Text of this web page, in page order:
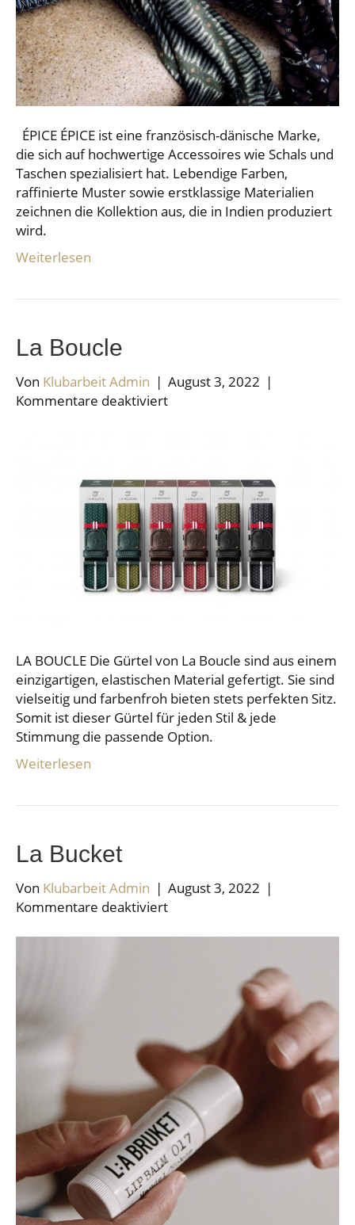
ÉPICE ÉPICE ist eine französisch-dänische Marke,
die sich auf hochwertige Accessoires wie Schals und
Taschen spezialisiert hat. Lebendige Farben,
raffinierte Muster sowie erstklassige Materialien
zeichnen die Kollektion aus, die in Indien produziert
wird.
Weiterlesen
La Boucle
Von Klubarbeit Admin | August 3, 2022 |
Kommentare deaktiviertfür
LA BOUCLE Die Gürtel von La Boucle sind aus einem
einzigartigen, elastischen Material gefertigt. Sie sind
vielseitig und farbenfroh bieten stets perfekten Sitz.
Somit ist dieser Gürtel für jeden Stil & jede
Stimmung die passende Option.
Weiterlesen
La Bucket
Von Klubarbeit Admin | August 3, 2022 |
Kommentare deaktiviertfür